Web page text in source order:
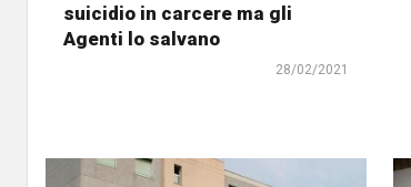
suicidio in carcere ma gli
Agenti lo salvano
28/02/2021